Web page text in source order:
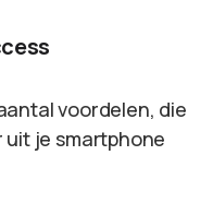
voordelen, die
uit je smartphone